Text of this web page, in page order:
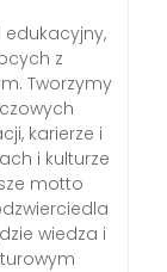
z
Tworzymy
karierze i
i kulturze
motto
wiedza i